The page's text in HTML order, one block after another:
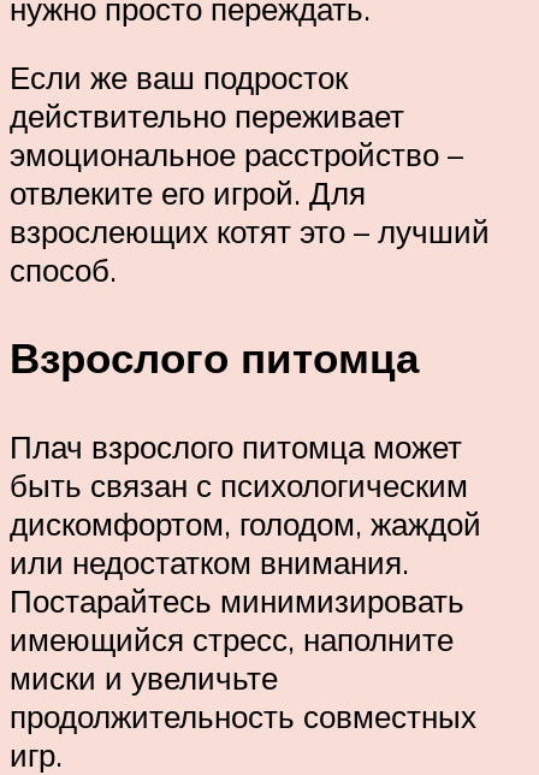
нужно просто переждать.
Если же ваш подросток
действительно переживает
эмоциональное расстройство –
отвлеките его игрой. Для
взрослеющих котят это – лучший
способ.
Взрослого питомца
Плач взрослого питомца может
быть связан с психологическим
дискомфортом, голодом, жаждой
или недостатком внимания.
Постарайтесь минимизировать
имеющийся стресс, наполните
миски и увеличьте
продолжительность совместных
игр.